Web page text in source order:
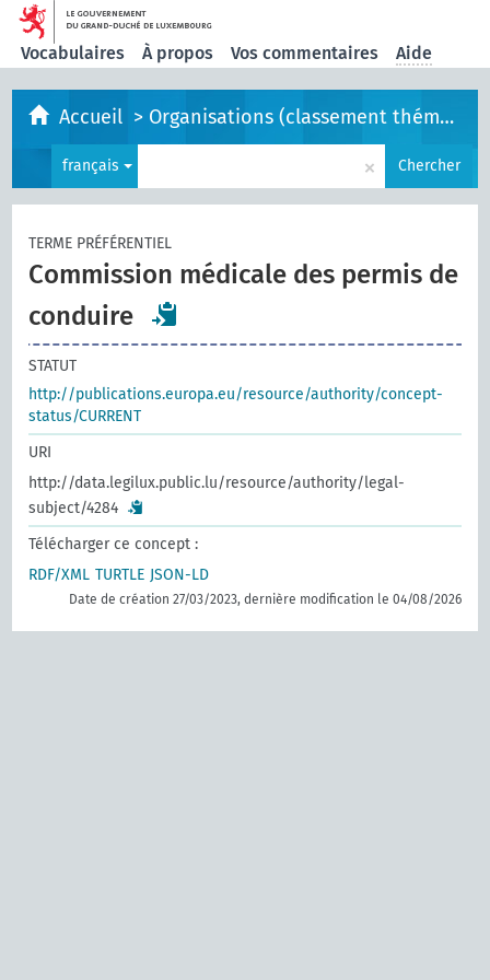
Vocabulaires À propos Vos commentaires Aide
Accueil > Organisations (classement thématique)
français × Chercher
TERME PRÉFÉRENTIEL
Commission médicale des permis de
conduire
STATUT
http://publications.europa.eu/resource/authority/concept-
status/CURRENT
URI
http://data.legilux.public.lu/resource/authority/legal-
subject/4284
Télécharger ce concept :
RDF/XML TURTLE JSON-LD
Date de création 27/03/2023, dernière modification le 04/08/2026